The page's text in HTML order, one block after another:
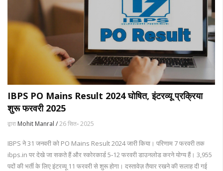
IBPS PO Mains Result 2024 घोषित, इंटरव्यू प्रक्रिया
शुरू फरवरी 2025
द्वारा Mohit Manral /26 सित॰ 2025
IBPS ने 31 जनवरी को PO Mains Result 2024 जारी किया। परिणाम 7 फरवरी तक
ibps.in पर देखे जा सकते हैं और स्कोरकार्ड 5‑12 फरवरी डाउनलोड करने योग्य हैं। 3,955
पदों की भर्ती के लिए इंटरव्यू 11 फरवरी से शुरू होगा। दस्तावेज़ तैयार रखने की सलाह दी गई